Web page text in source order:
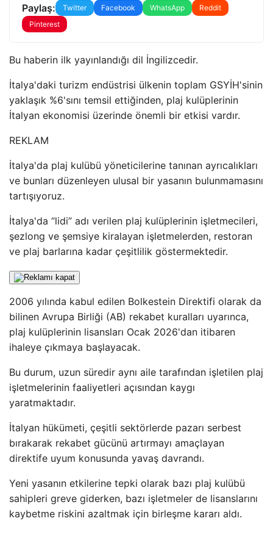
Paylaş: Twitter Facebook WhatsApp
Reddit
Pinterest
Bu haberin ilk yayınlandığı dil İngilizcedir.
İtalya'daki turizm endüstrisi ülkenin toplam GSYİH'sinin
yaklaşık %6'sını temsil ettiğinden, plaj kulüplerinin
İtalyan ekonomisi üzerinde önemli bir etkisi vardır.
REKLAM
İtalya'da plaj kulübü yöneticilerine tanınan ayrıcalıkları
ve bunları düzenleyen ulusal bir yasanın bulunmamasını
tartışıyoruz.
İtalya'da “lidi” adı verilen plaj kulüplerinin işletmecileri,
şezlong ve şemsiye kiralayan işletmelerden, restoran
ve plaj barlarına kadar çeşitlilik göstermektedir.
2006 yılında kabul edilen Bolkestein Direktifi olarak da
bilinen Avrupa Birliği (AB) rekabet kuralları uyarınca,
plaj kulüplerinin lisansları Ocak 2026'dan itibaren
ihaleye çıkmaya başlayacak.
Bu durum, uzun süredir aynı aile tarafından işletilen plaj
işletmelerinin faaliyetleri açısından kaygı
yaratmaktadır.
İtalyan hükümeti, çeşitli sektörlerde pazarı serbest
bırakarak rekabet gücünü artırmayı amaçlayan
direktife uyum konusunda yavaş davrandı.
Yeni yasanın etkilerine tepki olarak bazı plaj kulübü
sahipleri greve giderken, bazı işletmeler de lisanslarını
kaybetme riskini azaltmak için birleşme kararı aldı.